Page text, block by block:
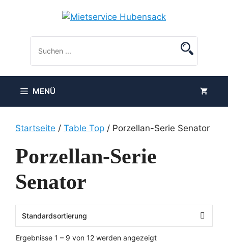
MENÜ
Startseite / Table Top / Porzellan-Serie Senator
Porzellan-Serie
Senator
Ergebnisse 1 – 9 von 12 werden angezeigt